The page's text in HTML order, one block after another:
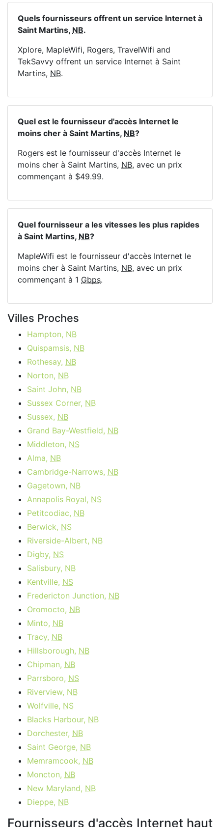
Quels fournisseurs offrent un service Internet à
Saint Martins, NB.
Xplore, MapleWifi, Rogers, TravelWifi and
TekSavvy offrent un service Internet à Saint
Martins, NB.
Quel est le fournisseur d'accès Internet le
moins cher à Saint Martins, NB?
Rogers est le fournisseur d'accès Internet le
moins cher à Saint Martins, NB, avec un prix
commençant à $49.99.
Quel fournisseur a les vitesses les plus rapides
à Saint Martins, NB?
MapleWifi est le fournisseur d'accès Internet le
moins cher à Saint Martins, NB, avec un prix
commençant à 1 Gbps.
Villes Proches
Hampton, NB
Quispamsis, NB
Rothesay, NB
Norton, NB
Saint John, NB
Sussex Corner, NB
Sussex, NB
Grand Bay-Westfield, NB
Middleton, NS
Alma, NB
Cambridge-Narrows, NB
Gagetown, NB
Annapolis Royal, NS
Petitcodiac, NB
Berwick, NS
Riverside-Albert, NB
Digby, NS
Salisbury, NB
Kentville, NS
Fredericton Junction, NB
Oromocto, NB
Minto, NB
Tracy, NB
Hillsborough, NB
Chipman, NB
Parrsboro, NS
Riverview, NB
Wolfville, NS
Blacks Harbour, NB
Dorchester, NB
Saint George, NB
Memramcook, NB
Moncton, NB
New Maryland, NB
Dieppe, NB
Fournisseurs d'accès Internet haut